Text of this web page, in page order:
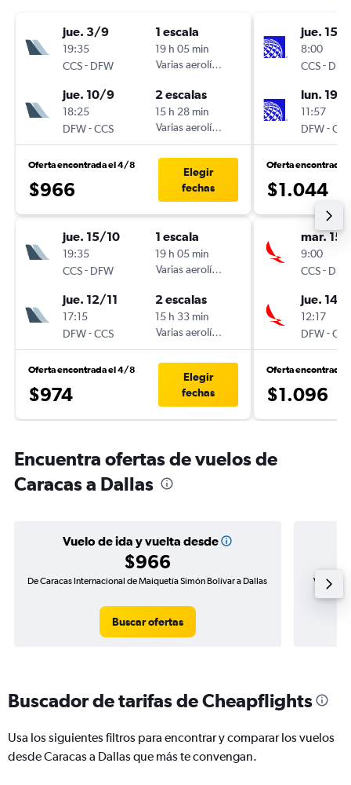
jue. 3/9
19:35
CCS- DFW
1 escala
19 h 05 min
Varias aerolíneas
jue. 10/9
18:25
DFW-CCS
2 escalas
15 h 28 min
Varias aerolíneas
Oferta encontrada el 4/8
$966
Elegir
fechas
jue. 15/10
19:35
CCS- DFW
1 escala
19 h 05 min
Varias aerolíneas
jue. 12/11
17:15
DFW-CCS
2 escalas
15 h 33 min
Varias aerolíneas
Oferta encontrada el 4/8
$974
Elegir
fechas
jue. 15/
8:00
CCS- DFW
lun. 19/
11:57
DFW-CCS
Oferta encontrada
$1.044
mar. 15/
9:00
CCS- DFW
jue. 14/1
12:17
DFW-CCS
Oferta encontrada
$1.096
Encuentra ofertas de vuelos de
Caracas a Dallas
Vuelo de ida y vuelta desde
$966
De Caracas Internacional de Maiquetía Simón Bolívar a Dallas
Buscar ofertas
Vuelo de
Buscador de tarifas de Cheapflights
Usa los siguientes filtros para encontrar y comparar los vuelos
desde Caracas a Dallas que más te convengan.